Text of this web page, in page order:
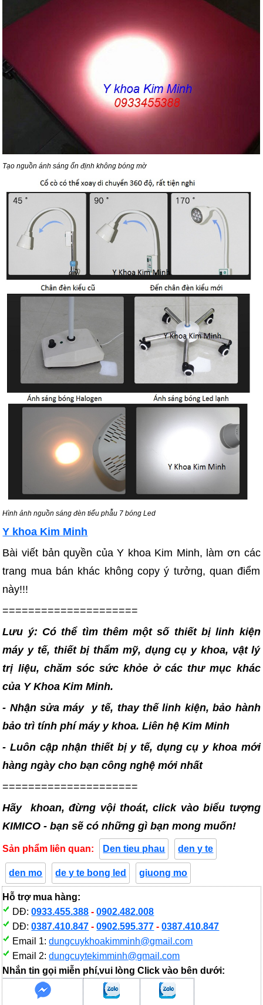
Tạo nguồn ánh sáng ổn định không bóng mờ
Hình ảnh nguồn sáng đèn tiểu phẫu 7 bóng Led
Y khoa Kim Minh
Bài viết bản quyền của Y khoa Kim Minh, làm ơn các
trang mua bán khác không copy ý tưởng, quan điểm
này!!!
=====================
Lưu ý: Có thể tìm thêm một số thiết bị linh kiện
máy y tế, thiết bị thẩm mỹ, dụng cụ y khoa, vật lý
trị liệu, chăm sóc sức khỏe ở các thư mục khác
của Y Khoa Kim Minh.
- Nhận sửa máy y tế, thay thế linh kiện, bảo hành
bảo trì tính phí máy y khoa. Liên hệ Kim Minh
- Luôn cập nhận thiết bị y tế, dụng cụ y khoa mới
hàng ngày cho bạn công nghệ mới nhất
=====================
Hãy khoan, đừng vội thoát, click vào biểu tượng
KIMICO - bạn sẽ có những gì bạn mong muốn!
Sản phẩm liên quan: Den tieu phau den y te
den mo de y te bong led giuong mo
Hỗ trợ mua hàng:
DĐ:0933.455.388 -0902.482.008
DĐ:0387.410.847 -0902.595.377 -0387.410.847
Email 1:dungcuykhoakimminh@gmail.com
Email 2:dungcuytekimminh@gmail.com
Nhắn tin gọi miễn phí,vui lòng Click vào bên dưới: